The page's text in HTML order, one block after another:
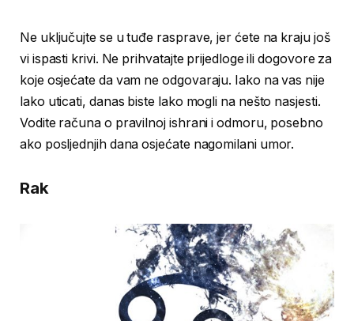
Ne uključujte se u tuđe rasprave, jer ćete na kraju još
vi ispasti krivi. Ne prihvatajte prijedloge ili dogovore za
koje osjećate da vam ne odgovaraju. Iako na vas nije
lako uticati, danas biste lako mogli na nešto nasjesti.
Vodite računa o pravilnoj ishrani i odmoru, posebno
ako posljednjih dana osjećate nagomilani umor.
Rak